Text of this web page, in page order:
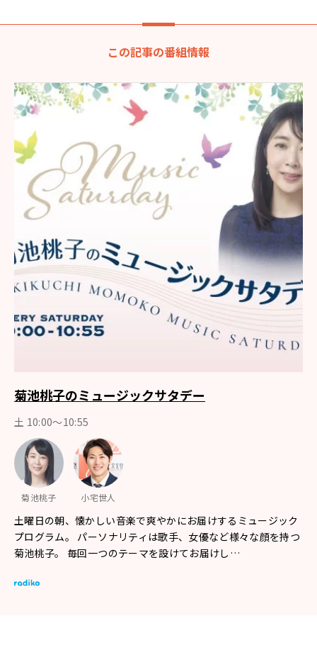
この記事の番組情報
菊池桃子のミュージックサタデー
土 10:00〜10:55
菊池桃子 小宅世人
土曜日の朝、懐かしい音楽で爽やかにお届けするミュージック
プログラム。 パーソナリティは歌手、女優など様々な顔を持つ
菊池桃子。 毎回一つのテーマを設けてお届けし…